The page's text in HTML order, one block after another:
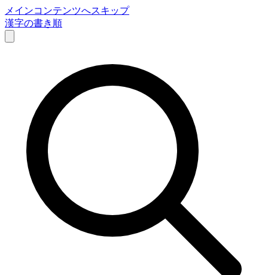
メインコンテンツへスキップ
漢字の書き順